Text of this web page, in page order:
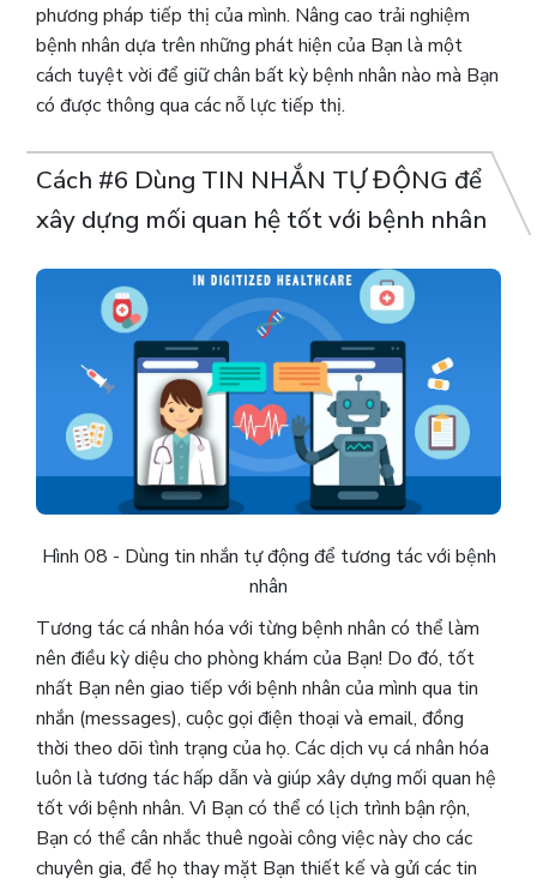
phương pháp tiếp thị của mình. Nâng cao trải nghiệm
bệnh nhân dựa trên những phát hiện của Bạn là một
cách tuyệt vời để giữ chân bất kỳ bệnh nhân nào mà Bạn
có được thông qua các nỗ lực tiếp thị.
Cách #6 Dùng TIN NHẮN TỰ ĐỘNG để
xây dựng mối quan hệ tốt với bệnh nhân
Hình 08 - Dùng tin nhắn tự động để tương tác với bệnh
nhân
Tương tác cá nhân hóa với từng bệnh nhân có thể làm
nên điều kỳ diệu cho phòng khám của Bạn! Do đó, tốt
nhất Bạn nên giao tiếp với bệnh nhân của mình qua tin
nhắn (messages), cuộc gọi điện thoại và email, đồng
thời theo dõi tình trạng của họ. Các dịch vụ cá nhân hóa
luôn là tương tác hấp dẫn và giúp xây dựng mối quan hệ
tốt với bệnh nhân. Vì Bạn có thể có lịch trình bận rộn,
Bạn có thể cân nhắc thuê ngoài công việc này cho các
chuyên gia, để họ thay mặt Bạn thiết kế và gửi các tin